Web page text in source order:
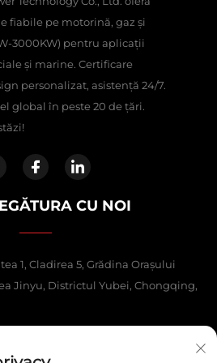
fiabile pe motorină, gaz și
3000KW) pentru aplicații
și marine. Certificare
personalizat, asistență 24/7.
global în peste 20 de țări.
CU NOI
1, Cladirea 5, Grădina Orașului
Jinyu, Districtul Yubei, Chongqing,